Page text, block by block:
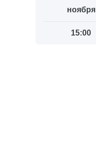
ноября
15:00